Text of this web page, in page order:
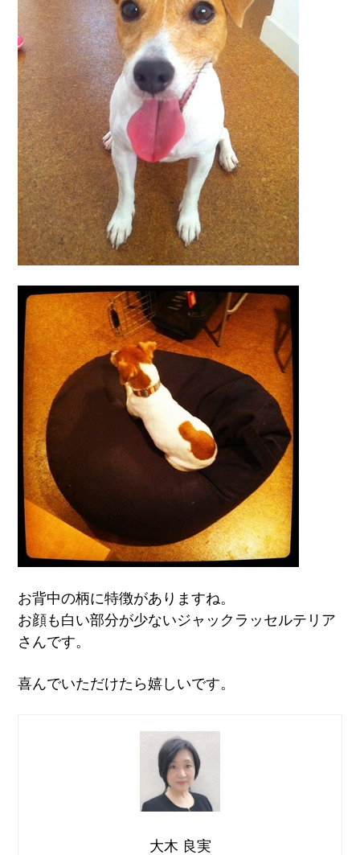
お背中の柄に特徴がありますね。
お顔も白い部分が少ないジャックラッセルテリア
さんです。
喜んでいただけたら嬉しいです。
大木 良実